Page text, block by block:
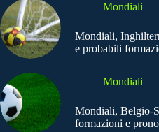
Mondiali
Mondiali,
e probabili
Mondiali
Mondiali, Belgio-
formazioni e